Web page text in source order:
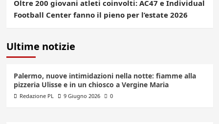
Oltre 200 giovani atleti coinvolti: AC47 e Individual
Football Center fanno il pieno per l’estate 2026
Ultime notizie
Palermo, nuove intimidazioni nella notte: fiamme alla
pizzeria Ulisse e in un chiosco a Vergine Maria
Redazione PL 9 Giugno 2026 0